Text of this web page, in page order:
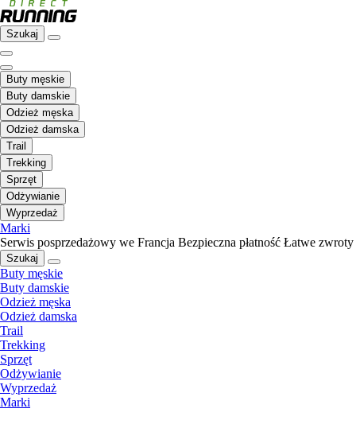
Szukaj
Buty męskie
Buty damskie
Odzież męska
Odzież damska
Trail
Trekking
Sprzęt
Odżywianie
Wyprzedaż
Marki
Serwis posprzedażowy we Francja Bezpieczna płatność Łatwe zwroty
Szukaj
Buty męskie
Buty damskie
Odzież męska
Odzież damska
Trail
Trekking
Sprzęt
Odżywianie
Wyprzedaż
Marki